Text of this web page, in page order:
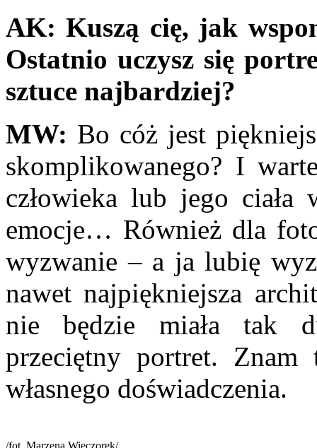
AK:Kuszą cię, jak
Ostatnio uczysz się
sztuce najbardziej?
MW: Bo cóż jest
skomplikowanego? I
człowieka lub jego ciała
emocje… Również dla
wyzwanie – a ja lubię
nawet najpiękniejsza
nie będzie miała tak
przeciętny portret.
własnego doświadczenia.
/fot. Marzena Wieczorek/